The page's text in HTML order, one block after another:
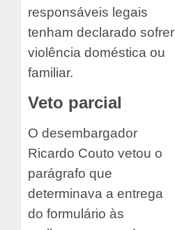
responsáveis legais
tenham declarado sofrer
violência doméstica ou
familiar.
Veto parcial
O desembargador
Ricardo Couto vetou o
parágrafo que
determinava a entrega
do formulário às